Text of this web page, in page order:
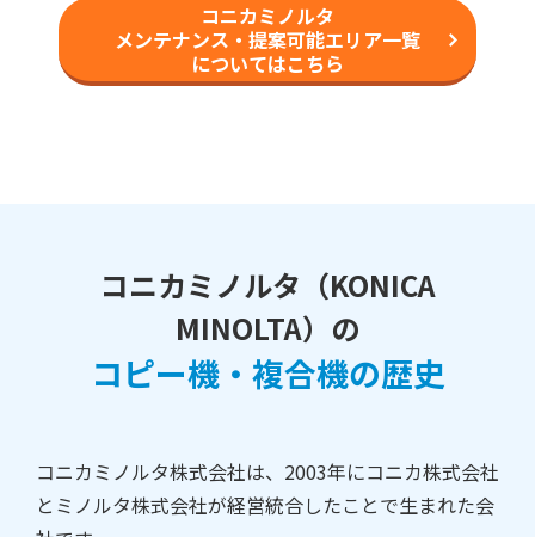
コニカミノルタ
メンテナンス・提案可能エリア一覧
についてはこちら
コニカミノルタ（KONICA
MINOLTA）の
コピー機・複合機の歴史
コニカミノルタ株式会社は、2003年にコニカ株式会社
とミノルタ株式会社が経営統合したことで生まれた会